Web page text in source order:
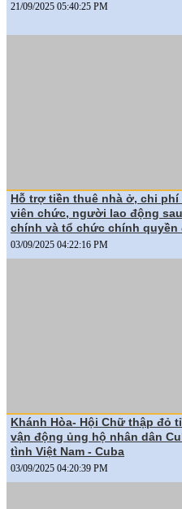
21/09/2025 05:40:25 PM
Hỗ trợ tiền thuê nhà ở, chi
viên chức, người lao động
chính và tổ chức chính quyền
03/09/2025 04:22:16 PM
Khánh Hòa- Hội Chữ thập đỏ
vận động ủng hộ nhân dân
tình Việt Nam - Cuba
03/09/2025 04:20:39 PM